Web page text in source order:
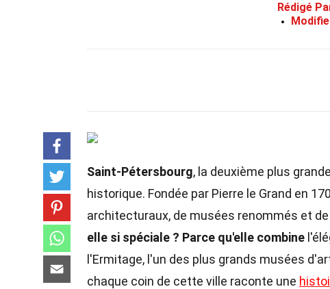
Rédigé
Saint-Pétersbourg, la deuxième plus
historique. Fondée par Pierre le Grand en
architecturaux, de musées renommés et
elle si spéciale ? Parce qu'elle combine
l'Ermitage, l'un des plus grands musées
chaque coin de cette ville raconte une